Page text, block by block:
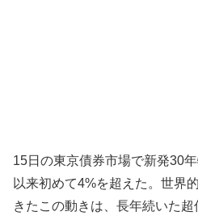
15日の東京債券市場で新発30
以来初めて4%を超えた。世界
きたこの動きは、長年続いた